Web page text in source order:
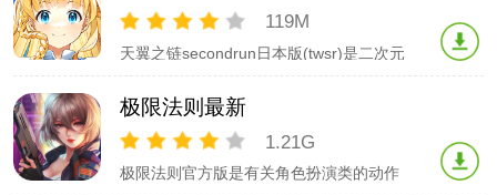
119M
天翼之链secondrun日本版(twsr)是二次元
明显，帅哥美女们面对一系列的挑战可以
解锁最真实好玩的战斗，加油向前吧！天
翼之链日服内容介绍日系画风的像素rpg
景，高自由度探索养成玩法，
极限法则最新
1.21G
极限法则官方版是有关角色扮演类的动作